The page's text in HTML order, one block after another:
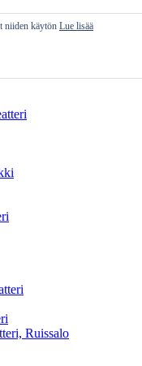
Ruissalo
niiden käytön Lue lisää